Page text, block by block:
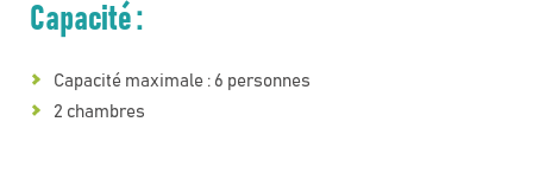
Capacité :
Capacité maximale : 6 personnes
2 chambres